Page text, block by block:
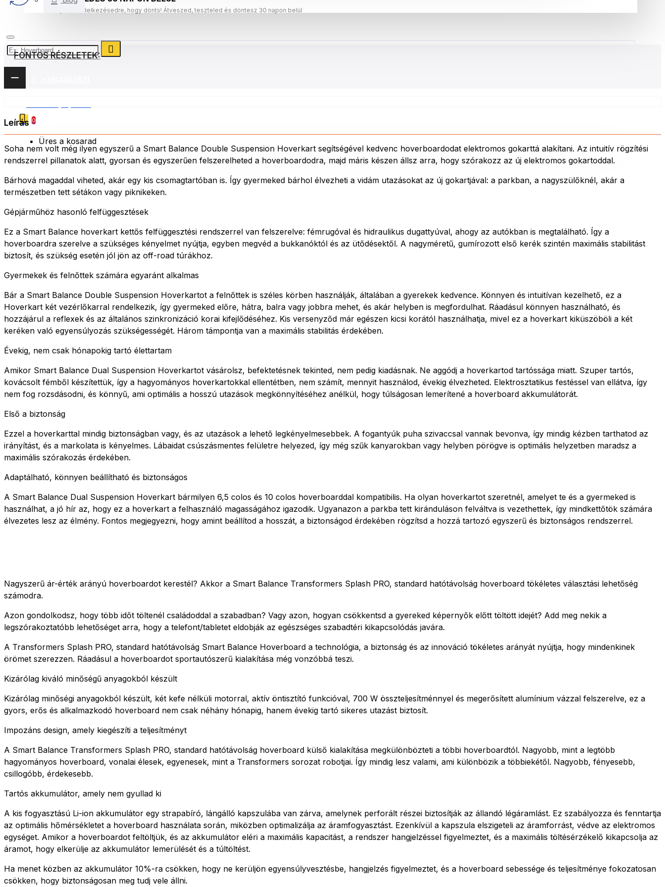
0
Üres a kosarad
30 nap áll rendelkezésedre, hogy dönts! Átveszed, teszteled és döntesz 30 napon belül
FONTOS RÉSZLETEK:
Leírás
Soha nem volt még ilyen egyszerű a Smart Balance Double Suspension Hoverkart segítségével kedvenc hoverboardodat elektromos gokarttá alakítani. Az intuitív rögzítési
rendszerrel pillanatok alatt, gyorsan és egyszerűen felszerelheted a hoverboardodra, majd máris készen állsz arra, hogy szórakozz az új elektromos gokartoddal.
Bárhová magaddal viheted, akár egy kis csomagtartóban is. Így gyermeked bárhol élvezheti a vidám utazásokat az új gokartjával: a parkban, a nagyszülőknél, akár a
természetben tett sétákon vagy piknikeken.
Gépjárműhöz hasonló felfüggesztések
Ez a Smart Balance hoverkart kettős felfüggesztési rendszerrel van felszerelve: fémrugóval és hidraulikus dugattyúval, ahogy az autókban is megtalálható. Így a
hoverboardra szerelve a szükséges kényelmet nyújtja, egyben megvéd a bukkanóktól és az ütődésektől. A nagyméretű, gumírozott első kerék szintén maximális stabilitást
biztosít, és szükség esetén jól jön az off-road túrákhoz.
Gyermekek és felnőttek számára egyaránt alkalmas
Bár a Smart Balance Double Suspension Hoverkartot a felnőttek is széles körben használják, általában a gyerekek kedvence. Könnyen és intuitívan kezelhető, ez a
Hoverkart két vezérlőkarral rendelkezik, így gyermeked előre, hátra, balra vagy jobbra mehet, és akár helyben is megfordulhat. Ráadásul könnyen használható, és
hozzájárul a reflexek és az általános szinkronizáció korai kifejlődéséhez. Kis versenyződ már egészen kicsi korától használhatja, mivel ez a hoverkart kiküszöböli a két
keréken való egyensúlyozás szükségességét. Három támpontja van a maximális stabilitás érdekében.
Évekig, nem csak hónapokig tartó élettartam
Amikor Smart Balance Dual Suspension Hoverkartot vásárolsz, befektetésnek tekinted, nem pedig kiadásnak. Ne aggódj a hoverkartod tartóssága miatt. Szuper tartós,
kovácsolt fémből készítettük, így a hagyományos hoverkartokkal ellentétben, nem számít, mennyit használod, évekig élvezheted. Elektrosztatikus festéssel van ellátva, így
nem fog rozsdásodni, és könnyű, ami optimális a hosszú utazások megkönnyítéséhez anélkül, hogy túlságosan lemerítené a hoverboard akkumulátorát.
Első a biztonság
Ezzel a hoverkarttal mindig biztonságban vagy, és az utazások a lehető legkényelmesebbek. A fogantyúk puha szivaccsal vannak bevonva, így mindig kézben tarthatod az
irányítást, és a markolata is kényelmes. Lábaidat csúszásmentes felületre helyezed, így még szűk kanyarokban vagy helyben pörögve is optimális helyzetben maradsz a
maximális szórakozás érdekében.
Adaptálható, könnyen beállítható és biztonságos
A Smart Balance Dual Suspension Hoverkart bármilyen 6,5 colos és 10 colos hoverboarddal kompatibilis. Ha olyan hoverkartot szeretnél, amelyet te és a gyermeked is
használhat, a jó hír az, hogy ez a hoverkart a felhasználó magasságához igazodik. Ugyanazon a parkba tett kiránduláson felváltva is vezethettek, így mindkettőtök számára
élvezetes lesz az élmény. Fontos megjegyezni, hogy amint beállítod a hosszát, a biztonságod érdekében rögzítsd a hozzá tartozó egyszerű és biztonságos rendszerrel.
Nagyszerű ár-érték arányú hoverboardot kerestél? Akkor a Smart Balance Transformers Splash PRO, standard hatótávolság hoverboard tökéletes választási lehetőség
számodra.
Azon gondolkodsz, hogy több időt töltenél családoddal a szabadban? Vagy azon, hogyan csökkentsd a gyereked képernyők előtt töltött idejét? Add meg nekik a
legszórakoztatóbb lehetőséget arra, hogy a telefont/tabletet eldobják az egészséges szabadtéri kikapcsolódás javára.
A Transformers Splash PRO, standard hatótávolság Smart Balance Hoverboard a technológia, a biztonság és az innováció tökéletes arányát nyújtja, hogy mindenkinek
örömet szerezzen. Ráadásul a hoverboardot sportautószerű kialakítása még vonzóbbá teszi.
Kizárólag kiváló minőségű anyagokból készült
Kizárólag minőségi anyagokból készült, két kefe nélküli motorral, aktív öntisztító funkcióval, 700 W összteljesítménnyel és megerősített alumínium vázzal felszerelve, ez a
gyors, erős és alkalmazkodó hoverboard nem csak néhány hónapig, hanem évekig tartó sikeres utazást biztosít.
Impozáns design, amely kiegészíti a teljesítményt
A Smart Balance Transformers Splash PRO, standard hatótávolság hoverboard külső kialakítása megkülönbözteti a többi hoverboardtól. Nagyobb, mint a legtöbb
hagyományos hoverboard, vonalai élesek, egyenesek, mint a Transformers sorozat robotjai. Így mindig lesz valami, ami különbözik a többiekétől. Nagyobb, fényesebb,
csillogóbb, érdekesebb.
Tartós akkumulátor, amely nem gyullad ki
A kis fogyasztású Li-ion akkumulátor egy strapabíró, lángálló kapszulába van zárva, amelynek perforált részei biztosítják az állandó légáramlást. Ez szabályozza és fenntartja
az optimális hőmérsékletet a hoverboard használata során, miközben optimalizálja az áramfogyasztást. Ezenkívül a kapszula elszigeteli az áramforrást, védve az elektromos
egységet. Amikor a hoverboardot feltöltjük, és az akkumulátor eléri a maximális kapacitást, a rendszer hangjelzéssel figyelmeztet, és a maximális töltésérzékelő kikapcsolja az
áramot, hogy elkerülje az akkumulátor lemerülését és a túltöltést.
Ha menet közben az akkumulátor 10%-ra csökken, hogy ne kerüljön egyensúlyvesztésbe, hangjelzés figyelmeztet, és a hoverboard sebessége és teljesítménye fokozatosan
csökken, hogy biztonságosan meg tudj vele állni.